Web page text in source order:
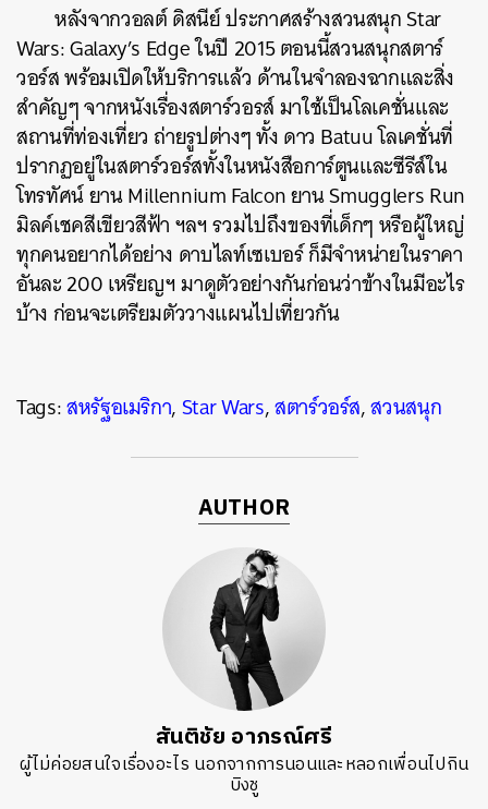
หลังจากวอลต์ ดิสนีย์ ประกาศสร้างสวนสนุก Star
Wars: Galaxy’s Edge ในปี 2015 ตอนนี้สวนสนุกสตาร์
วอร์ส พร้อมเปิดให้บริการแล้ว ด้านในจำลองฉากและสิ่ง
สำคัญๆ จากหนังเรื่องสตาร์วอรส์ มาใช้เป็นโลเคชั่นและ
สถานที่ท่องเที่ยว ถ่ายรูปต่างๆ ทั้ง ดาว Batuu โลเคชั่นที่
ปรากฏอยู่ในสตาร์วอร์สทั้งในหนังสือการ์ตูนและซีรีส์ใน
โทรทัศน์ ยาน Millennium Falcon ยาน Smugglers Run
มิลค์เชคสีเขียวสีฟ้า ฯลฯ รวมไปถึงของที่เด็กๆ หรือผู้ใหญ่
ทุกคนอยากได้อย่าง ดาบไลท์เซเบอร์ ก็มีจำหน่ายในราคา
อันละ 200 เหรียญฯ มาดูตัวอย่างกันก่อนว่าข้างในมีอะไร
บ้าง ก่อนจะเตรียมตัววางแผนไปเที่ยวกัน
Tags:สหรัฐอเมริกา,Star Wars,สตาร์วอร์ส,สวนสนุก
AUTHOR
สันติชัย อาภรณ์ศรี
ผู้ไม่ค่อยสนใจเรื่องอะไร นอกจากการนอนและหลอกเพื่อนไปกิน
บิงชู
TWEET LINE